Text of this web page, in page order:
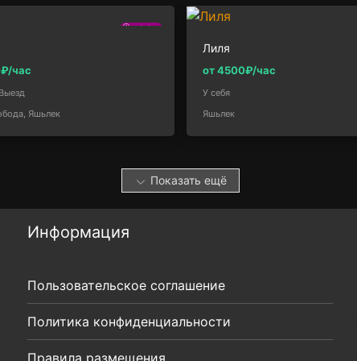
1.4км
час
Яшьлек
Лиля
от 4500₽/час
У себя
Яшьлек
Показать ещё
Информация
Пользовательское соглашение
Политика конфиденциальности